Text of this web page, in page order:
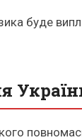
буде